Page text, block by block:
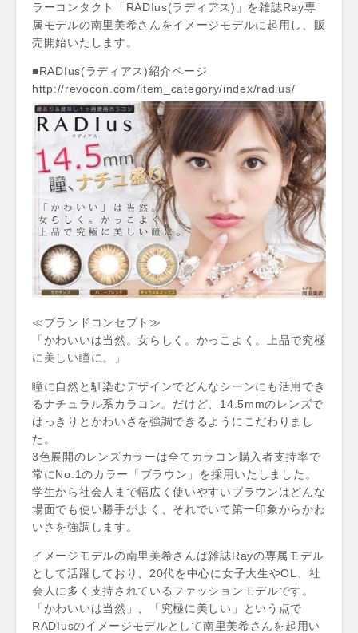
ラーコンタクト「RADIus(ラディアス)」を雑誌Ray専
属モデルの南里美希さんをイメージモデルに起用し、販
売開始いたします。
■RADIus(ラディアス)紹介ページ
http://revocon.com/item_category/index/radius/
≪ブランドコンセプト≫
「かわいいは当然。女らしく。かっこよく。上品で究極
に美しい瞳に。」
瞳に自然と馴染むデザインでどんなシーンにも活用でき
るナチュラル系カラコン。だけど、14.5mmのレンズで
はっきりとかわいさを強調できるようにこだわりまし
た。
3色展開のレンズカラーは全てカラコン購入者支持率で
常にNo.1のカラー「ブラウン」を採用いたしました。
学生から社会人まで幅広く使いやすいブラウンはどんな
場面でも使い勝手がよく、それでいて第一印象からかわ
いさを強調します。
イメージモデルの南里美希さんは雑誌Rayの専属モデル
として活躍しており、20代を中心に女子大生やOL、社
会人に多く支持されているファッションモデルです。
「かわいいは当然」、「究極に美しい」という点で
RADIusのイメージモデルとして南里美希さんを起用い